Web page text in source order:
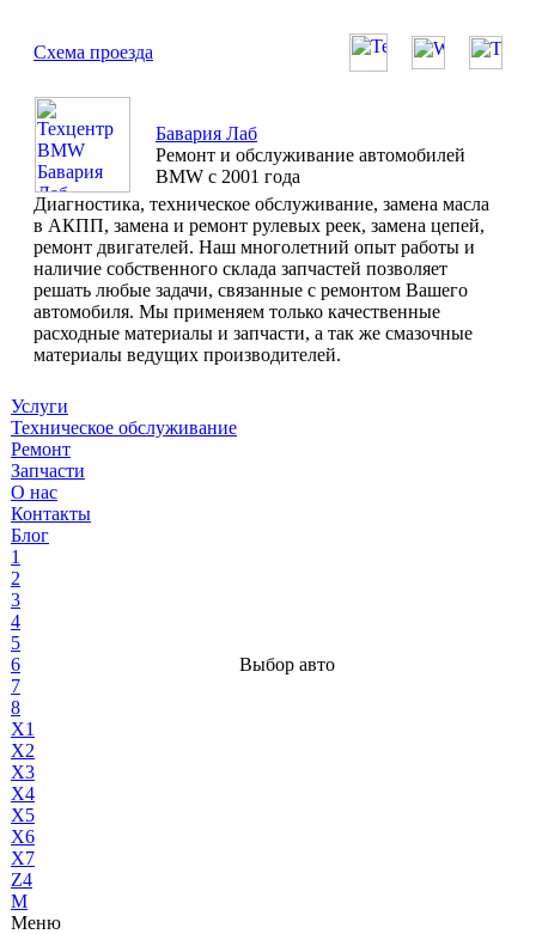
Схема проезда
Бавария Лаб
Ремонт и обслуживание автомобилей
BMW с 2001 года
Диагностика, техническое обслуживание, замена масла
в АКПП, замена и ремонт рулевых реек, замена цепей,
ремонт двигателей. Наш многолетний опыт работы и
наличие собственного склада запчастей позволяет
решать любые задачи, связанные с ремонтом Вашего
автомобиля. Мы применяем только качественные
расходные материалы и запчасти, а так же смазочные
материалы ведущих производителей.
Услуги
Техническое обслуживание
Ремонт
Запчасти
О нас
Контакты
Блог
1
2
3
4
5
6
7
8
X1
X2
X3
X4
X5
X6
X7
Z4
М
Меню
Выбор авто